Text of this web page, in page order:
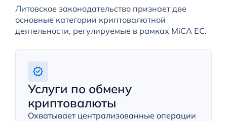
Литовское законодательство признает две
основные категории криптовалютной
деятельности, регулируемые в рамках MiCA ЕС.
Услуги по обмену
криптовалюты
Охватывает централизованные операции